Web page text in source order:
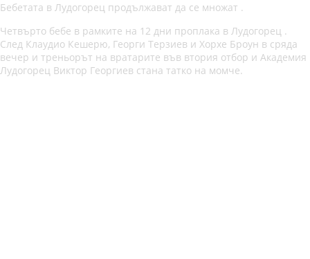
Бебетата в Лудогорец продължават да се множат .
Четвърто бебе в рамките на 12 дни проплака в Лудогорец .
След Клаудио Кешерю, Георги Терзиев и Хорхе Броун в сряда
вечер и треньорът на вратарите във втория отбор и Академия
Лудогорец Виктор Георгиев стана татко на момче.